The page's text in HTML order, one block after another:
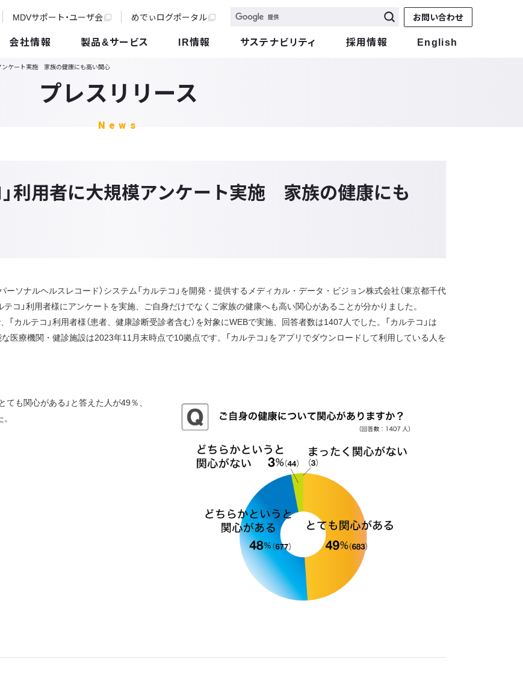
MDVサポート・ユーザ会 めでぃログポータル お問い合わせ
会社情報 製品&サービス IR情報 サステナビリティ 採用情報 English
ンケート実施 家族の健康にも高い関心
プレスリリース
News
」利用者に大規模アンケート実施 家族の健康にも
ソナルヘルスレコード）システム「カルテコ」を開発・提供するメディカル・データ・ビジョン株式会社（東京都千代
コ」利用者様にアンケートを実施、ご自身だけでなくご家族の健康へも高い関心があることが分かりました。
カルテコ」利用者様（患者、健康診断受診者含む）を対象にWEBで実施、回答者数は1407人でした。「カルテコ」は
医療機関・健診施設は2023年11月末時点で10拠点です。「カルテコ」をアプリでダウンロードして利用している人を
も関心がある」と答えた人が49％、